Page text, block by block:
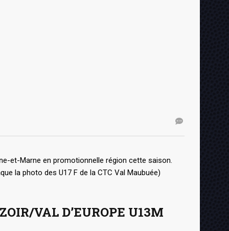
et-Marne en promotionnelle région cette saison.
la photo des U17 F de la CTC Val Maubuée)
VAL D’EUROPE U13M